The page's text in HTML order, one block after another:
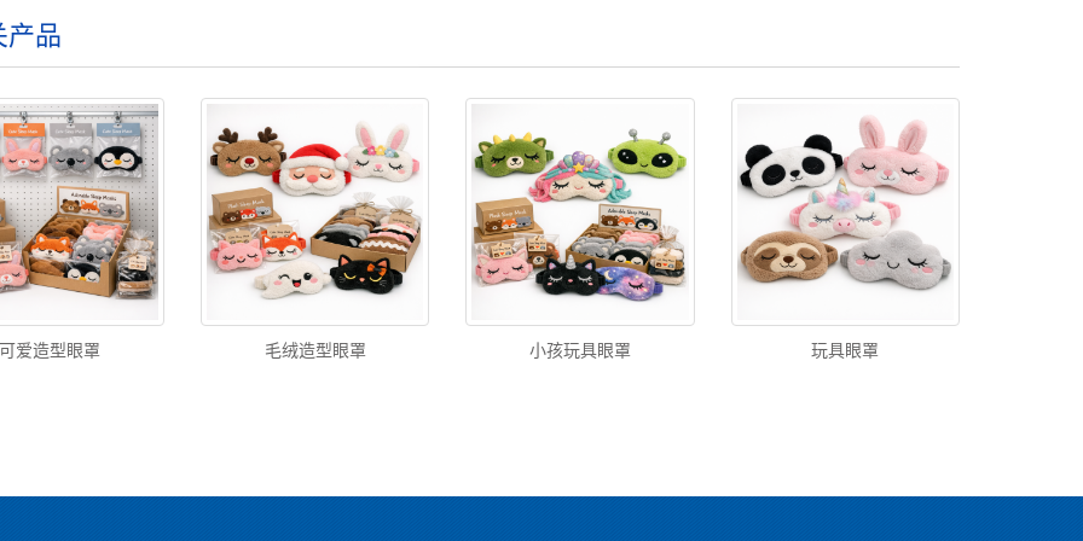
产品
可爱造型眼罩 毛绒造型眼罩 小孩玩具眼罩 玩具眼罩